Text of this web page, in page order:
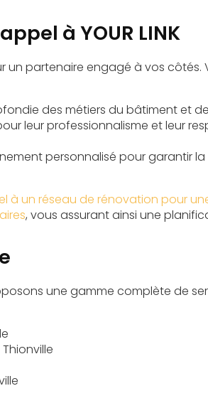
à YOUR LINK
un partenaire engagé à vos côtés.
des métiers du bâtiment et
leur professionnalisme et leur
personnalisé pour garantir
à un réseau de rénovation pour
, vous assurant ainsi une
une gamme complète de